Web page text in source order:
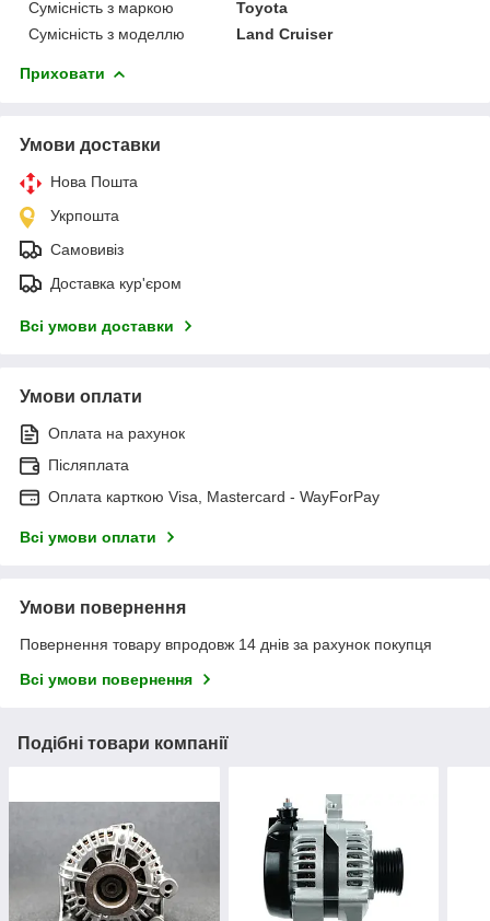
Сумісність з маркою
Toyota
Сумісність з моделлю
Land Cruiser
Приховати
Умови доставки
Нова Пошта
Укрпошта
Самовивіз
Доставка кур'єром
Всі умови доставки
Умови оплати
Оплата на рахунок
Післяплата
Оплата карткою Visa, Mastercard - WayForPay
Всі умови оплати
Умови повернення
Повернення товару впродовж 14 днів за рахунок покупця
Всі умови повернення
Подібні товари компанії